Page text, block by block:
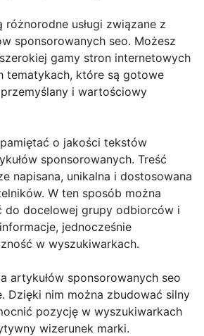
różnorodne usługi związane z
sponsorowanych seo. Możesz
gamy stron internetowych
tematykach, które są gotowe
i wartościowy
o jakości tekstów
sponsorowanych. Treść
napisana, unikalna i dostosowana
W ten sposób można
do docelowej grupy odbiorców i
jednocześnie
w wyszukiwarkach.
artykułów sponsorowanych seo
Dzięki nim można zbudować silny
pozycję w wyszukiwarkach
wizerunek marki.